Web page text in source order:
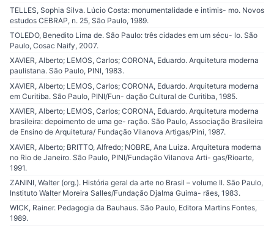
TELLES, Sophia Silva. Lúcio Costa: monumentalidade e intimis- mo. Novos
estudos CEBRAP, n. 25, São Paulo, 1989.
TOLEDO, Benedito Lima de. São Paulo: três cidades em um sécu- lo. São
Paulo, Cosac Naify, 2007.
XAVIER, Alberto; LEMOS, Carlos; CORONA, Eduardo. Arquitetura moderna
paulistana. São Paulo, PINI, 1983.
XAVIER, Alberto; LEMOS, Carlos; CORONA, Eduardo. Arquitetura moderna
em Curitiba. São Paulo, PINI/Fun- dação Cultural de Curitiba, 1985.
XAVIER, Alberto; LEMOS, Carlos; CORONA, Eduardo. Arquitetura moderna
brasileira: depoimento de uma ge- ração. São Paulo, Associação Brasileira
de Ensino de Arquitetura/ Fundação Vilanova Artigas/Pini, 1987.
XAVIER, Alberto; BRITTO, Alfredo; NOBRE, Ana Luiza. Arquitetura moderna
no Rio de Janeiro. São Paulo, PINI/Fundação Vilanova Arti- gas/Rioarte,
1991.
ZANINI, Walter (org.). História geral da arte no Brasil – volume II. São Paulo,
Instituto Walter Moreira Salles/Fundação Djalma Guima- rães, 1983.
WICK, Rainer. Pedagogia da Bauhaus. São Paulo, Editora Martins Fontes,
1989.